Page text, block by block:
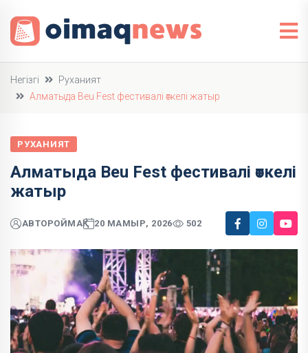
Негізгі
Руханият
Алматыда Beu Fest фестивалі өткелі жатыр
РУХАНИЯТ
Алматыда Beu Fest фестивалі өткелі
жатыр
АВТОРОЙМАҚ 20 МАМЫР, 2026 502